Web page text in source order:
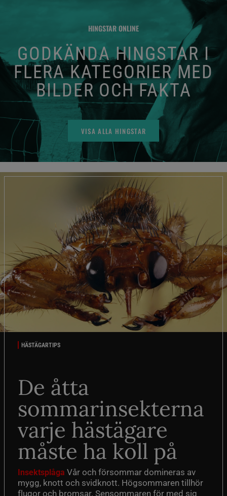
HINGSTAR ONLINE
GODKÄNDA HINGSTAR I
FLERA KATEGORIER MED
BILDER OCH FAKTA
VISA ALLA HINGSTAR
HÄSTÄGARTIPS
De åtta
sommarinsekterna
varje hästägare
måste ha koll på
Insektsplåga Vår och försommar domineras av
mygg, knott och svidknott. Högsommaren tillhör
flugor och bromsar. Sensommaren för med sig